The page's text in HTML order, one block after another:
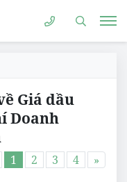
Giá dầu
Doanh
1 2 3 4 »